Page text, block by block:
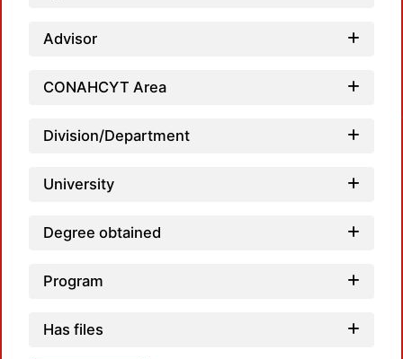
Advisor
CONAHCYT Area
Division/Department
University
Degree obtained
Program
Has files